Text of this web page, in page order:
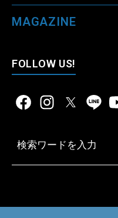
MAGAZINE
FOLLOW US!